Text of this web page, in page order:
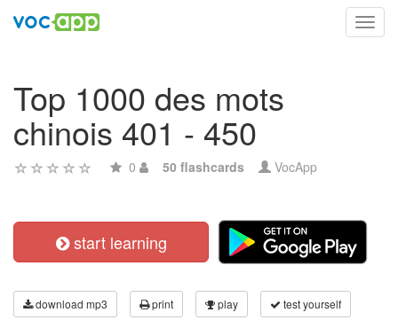
Top 1000 des mots
chinois 401 - 450
0 50 flashcards VocApp
start learning
download mp3 print play test yourself